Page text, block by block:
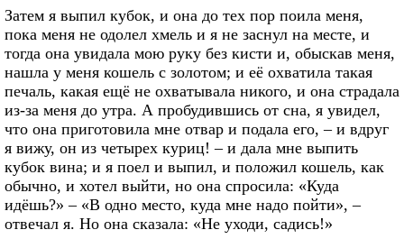
Затем я выпил кубок, и она до тех пор поила меня,
пока меня не одолел хмель и я не заснул на месте, и
тогда она увидала мою руку без кисти и, обыскав меня,
нашла у меня кошель с золотом; и её охватила такая
печаль, какая ещё не охватывала никого, и она страдала
из-за меня до утра. А пробудившись от сна, я увидел,
что она приготовила мне отвар и подала его, – и вдруг
я вижу, он из четырех куриц! – и дала мне выпить
кубок вина; и я поел и выпил, и положил кошель, как
обычно, и хотел выйти, но она спросила: «Куда
идёшь?» – «В одно место, куда мне надо пойти», –
отвечал я. Но она сказала: «Не уходи, садись!»